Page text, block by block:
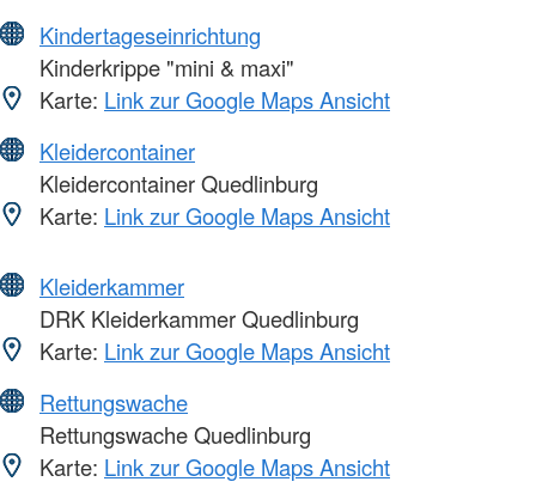
Kindertageseinrichtung
Kinderkrippe "mini & maxi"
Karte: Link zur Google Maps Ansicht
Kleidercontainer
Kleidercontainer Quedlinburg
Karte: Link zur Google Maps Ansicht
Kleiderkammer
DRK Kleiderkammer Quedlinburg
Karte: Link zur Google Maps Ansicht
Rettungswache
Rettungswache Quedlinburg
Karte: Link zur Google Maps Ansicht